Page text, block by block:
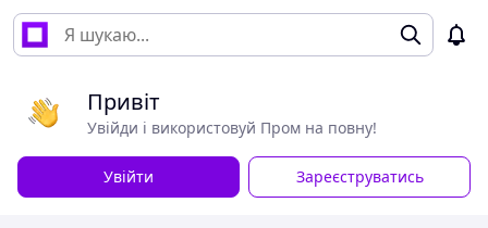
Привіт
Увійди і використовуй Пром на повну!
Увійти Зареєструватись